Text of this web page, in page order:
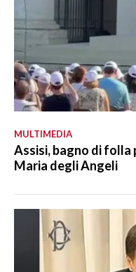
MULTIMEDIA
Assisi, bagno di folla
Maria degli Angeli